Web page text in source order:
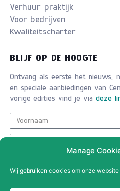
Manage
Wij gebruiken cookies om onze
Verhuur praktijk
Voor bedrijven
Kwaliteitscharter
BLIJF OP DE HOOGTE
Ontvang als eerste het nieuws,
en speciale aanbiedingen van
vorige edities vind je via deze